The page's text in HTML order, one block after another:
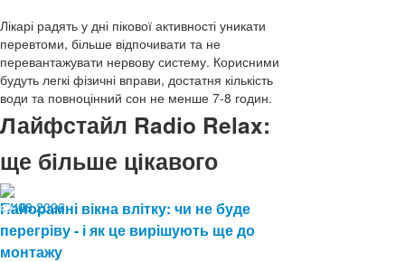
Лікарі радять у дні пікової активності уникати
перевтоми, більше відпочивати та не
перевантажувати нервову систему. Корисними
будуть легкі фізичні вправи, достатня кількість
води та повноцінний сон не менше 7-8 годин.
Лайфстайл Radio Relax:
ще більше цікавого
04.08.2026
13
Панорамні вікна влітку: чи не буде
перегріву - і як це вирішують ще до
монтажу